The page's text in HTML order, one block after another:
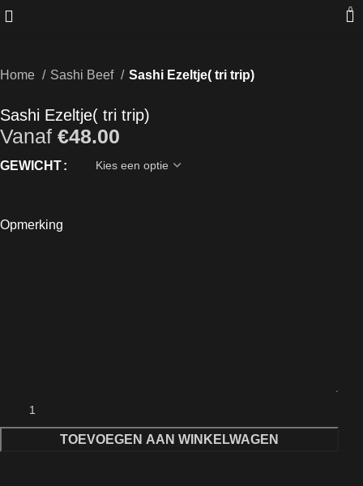
0
Home Sashi Beef Sashi Ezeltje( tri trip)
Sashi Ezeltje( tri trip)
Vanaf €48.00
GEWICHT
Opmerking
TOEVOEGEN AAN WINKELWAGEN